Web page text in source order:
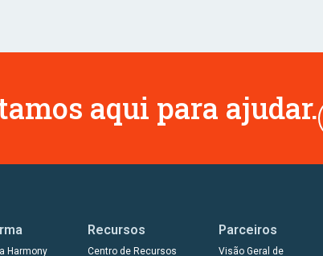
aqui para ajudar.
Harmony
Recursos
Centro de Recursos
Parceiros
Visão Geral de